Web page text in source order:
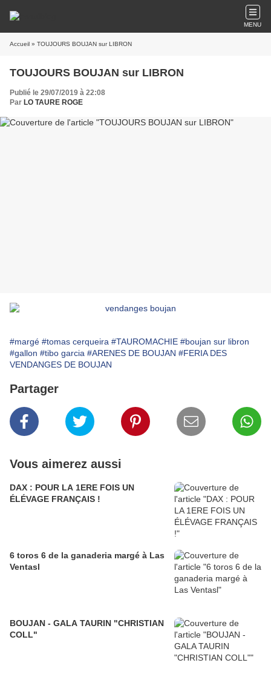
MENU
Accueil » TOUJOURS BOUJAN sur LIBRON
TOUJOURS BOUJAN sur LIBRON
Publié le 29/07/2019 à 22:08
Par LO TAURE ROGE
#margé #tomas cerqueira #TAUROMACHIE #boujan sur libron
#gallon #tibo garcia #ARENES DE BOUJAN #FERIA DES
VENDANGES DE BOUJAN
Partager
Vous aimerez aussi
DAX : POUR LA 1ERE FOIS UN
ÉLÉVAGE FRANÇAIS !
6 toros 6 de la ganaderia margé à Las
Ventasl
BOUJAN - GALA TAURIN "CHRISTIAN
COLL"